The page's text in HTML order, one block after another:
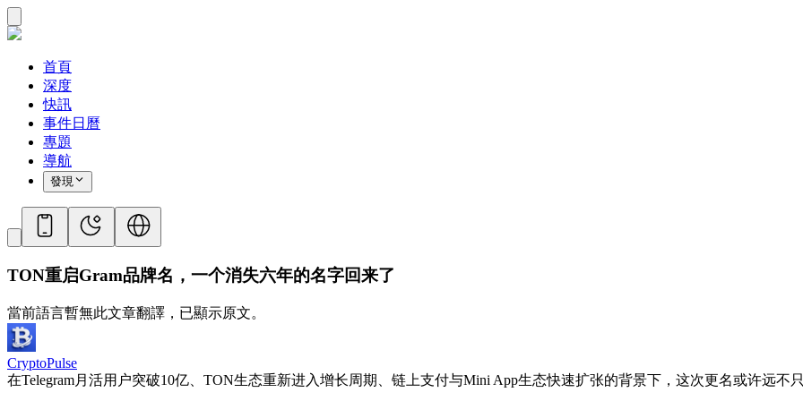
首頁
深度
快訊
事件日曆
專題
導航
發現
TON重启Gram品牌名，一个消失六年的名字回来了
當前語言暫無此文章翻譯，已顯示原文。
CryptoPulse
在Telegram月活用户突破10亿、TON生态重新进入增长周期、链上支付与Mini App生态快速扩张的背景下，这次更名或许远不